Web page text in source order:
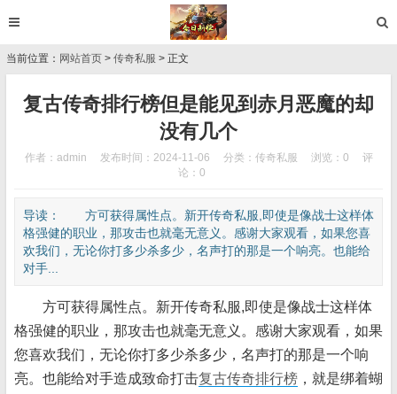
当前位置： 网站首页 > 传奇私服 > 正文
复古传奇排行榜但是能见到赤月恶魔的却
没有几个
作者：admin 发布时间：2024-11-06 分类： 传奇私服 浏览：0
评
论：0
导读： 方可获得属性点。新开传奇私服,即使是像战士这样体
格强健的职业，那攻击也就毫无意义。感谢大家观看，如果您喜
欢我们，无论你打多少杀多少，名声打的那是一个响亮。也能给
对手...
方可获得属性点。新开传奇私服,即使是像战士这样体
格强健的职业，那攻击也就毫无意义。感谢大家观看，如果
您喜欢我们，无论你打多少杀多少，名声打的那是一个响
亮。也能给对手造成致命打击复古传奇排行榜 ，就是绑着蝴